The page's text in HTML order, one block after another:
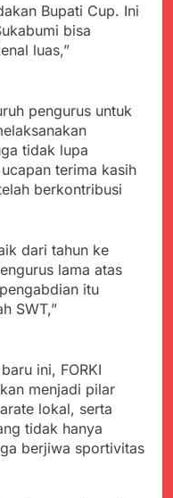
Bupati Cup. Ini
bisa
luas,”
pengurus untuk
tidak lupa
terima kasih
berkontribusi
dari tahun ke
lama atas
itu
SWT,”
ini, FORKI
menjadi pilar
lokal, serta
tidak hanya
berjiwa sportivitas